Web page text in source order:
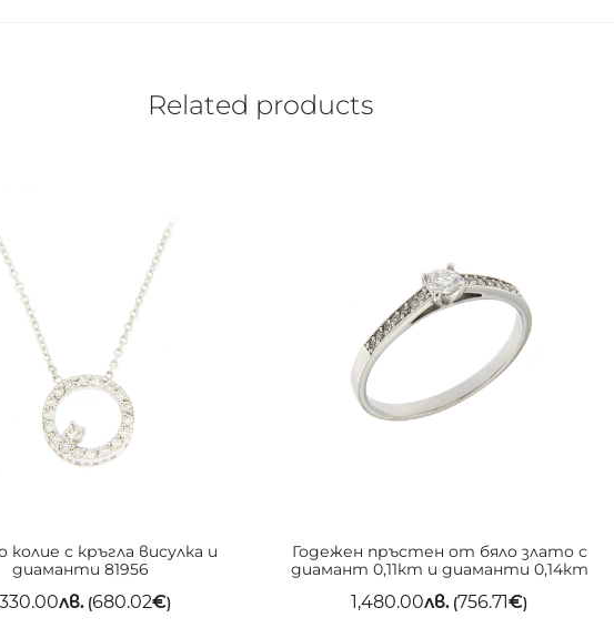
Related products
колие с кръгла висулка и
диаманти 81956
лв. (680.02€)
Годежен пръстен от бяло злато с
диамант 0,11кт и диаманти 0,14кт
1,480.00лв. (756.71€)